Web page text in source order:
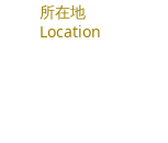
所在地
Location